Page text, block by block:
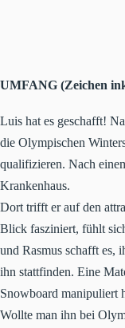
UMFANG (Zeichen
Luis hat es geschafft!
die Olympischen
qualifizieren. Nach
Krankenhaus.
Dort trifft er auf den
Blick fasziniert, fühlt
und Rasmus schafft es,
ihn stattfinden. Eine
Snowboard manipuliert
Wollte man ihn bei